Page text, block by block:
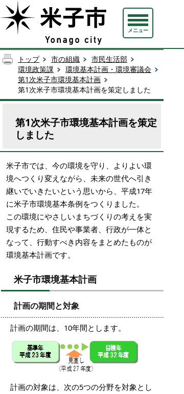
メニュー
トップ 市の組織
市民生活部
環境政策課
環境基本計画・環境審議会
第1次米子市環境基本計画
第1次米子市環境基本計画を策定しました
第1次米子市環境基本計画を策定
しました
米子市では、今の環境を守り、よりよい環
境へつくり変えながら、未来の世代へ引き
継いでいきたいという思いから、平成17年
に米子市環境基本条例をつくりました。
この環境にやさしいまちづくりの考えを実
現するため、住民や事業者、行政が一体と
なって、行動すべき内容をまとめたものが
環境基本計画です。
米子市環境基本計画
計画の期間と対象
計画の期間は、10年間とします。
計画の対象は、次の5つの分野を対象とし